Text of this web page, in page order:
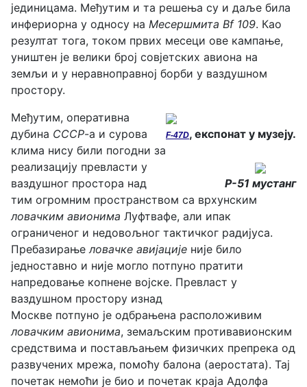
јединицама. Међутим и та решења су и даље била
инфериорна у односу на Месершмита Bf 109. Као
резултат тога, током првих месеци ове кампање,
уништен је велики број совјетских авиона на
земљи и у неравноправној борби у ваздушном
простору.
F-47D, експонат у музеју.
P-51 мустанг
Међутим, оперативна
дубина СССР-а и сурова
клима нису били погодни за
реализацију превласти у
ваздушног простора над
тим огромним пространством са врхунским
ловачким авионима Луфтвафе, али ипак
ограниченог и недовољног тактичког радијуса.
Пребазирање ловачке авијације није било
једноставно и није могло потпуно пратити
напредовање копнене војске. Превласт у
ваздушном простору изнад
Москве потпуно је одбрањена расположивим
ловачким авионима, земаљским противавионским
средствима и постављањем физичких препрека од
развучених мрежа, помоћу балона (аеростата). Тај
почетак немоћи је био и почетак краја Адолфа